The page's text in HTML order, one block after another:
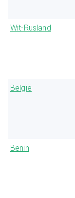
Wit-Rusland
België
Benin